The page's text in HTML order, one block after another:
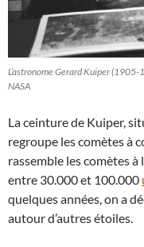
L’astronome Gerard Kuiper
NASA
La ceinture de Kuiper,
regroupe les comètes à
rassemble les comètes
entre 30.000 et 100.000
quelques années, on a
autour d’autres étoiles.